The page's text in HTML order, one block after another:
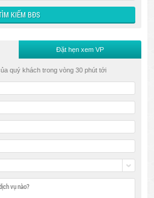
Đặt hẹn xem VP
quý khách trong vòng 30 phút tới